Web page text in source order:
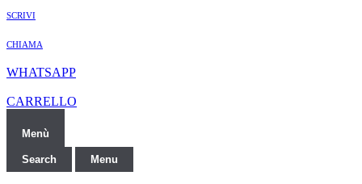
SCRIVI
CHIAMA
WHATSAPP
CARRELLO
Menù
Search Menu